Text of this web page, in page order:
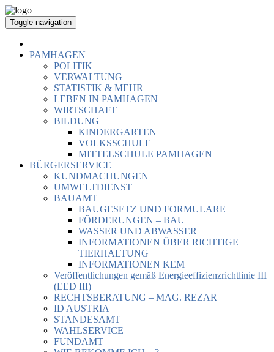
Toggle navigation
PAMHAGEN
POLITIK
VERWALTUNG
STATISTIK & MEHR
LEBEN IN PAMHAGEN
WIRTSCHAFT
BILDUNG
KINDERGARTEN
VOLKSSCHULE
MITTELSCHULE PAMHAGEN
BÜRGERSERVICE
KUNDMACHUNGEN
UMWELTDIENST
BAUAMT
BAUGESETZ UND FORMULARE
FÖRDERUNGEN – BAU
WASSER UND ABWASSER
INFORMATIONEN ÜBER RICHTIGE
TIERHALTUNG
INFORMATIONEN KEM
Veröffentlichungen gemäß Energieeffizienzrichtlinie III
(EED III)
RECHTSBERATUNG – MAG. REZAR
ID AUSTRIA
STANDESAMT
WAHLSERVICE
FUNDAMT